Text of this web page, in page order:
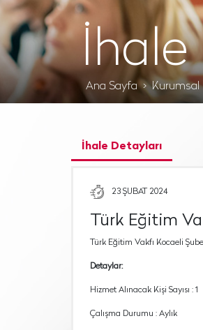
İhale
Ana Sayfa Kurumsal
İhale Detayları
23 ŞUBAT 2024
Türk Eğitim
Türk Eğitim Vakfı Kocaeli
Detaylar:
Hizmet Alınacak Kişi Sayısı : 1
Çalışma Durumu : Aylık